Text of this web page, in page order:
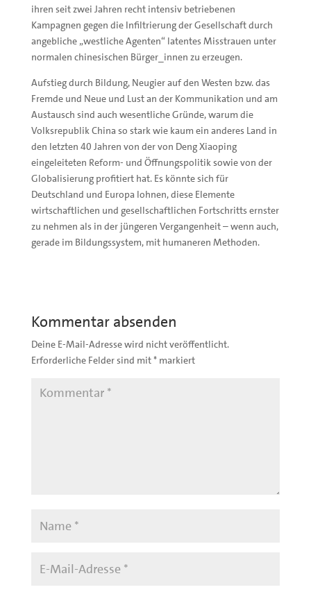
ihren seit zwei Jahren recht intensiv betriebenen
Kampagnen gegen die Infiltrierung der Gesellschaft durch
angebliche „westliche Agenten“ latentes Misstrauen unter
normalen chinesischen Bürger_innen zu erzeugen.
Aufstieg durch Bildung, Neugier auf den Westen bzw. das
Fremde und Neue und Lust an der Kommunikation und am
Austausch sind auch wesentliche Gründe, warum die
Volksrepublik China so stark wie kaum ein anderes Land in
den letzten 40 Jahren von der von Deng Xiaoping
eingeleiteten Reform- und Öffnungspolitik sowie von der
Globalisierung profitiert hat. Es könnte sich für
Deutschland und Europa lohnen, diese Elemente
wirtschaftlichen und gesellschaftlichen Fortschritts ernster
zu nehmen als in der jüngeren Vergangenheit – wenn auch,
gerade im Bildungssystem, mit humaneren Methoden.
Kommentar absenden
Deine E-Mail-Adresse wird nicht veröffentlicht.
Erforderliche Felder sind mit*markiert